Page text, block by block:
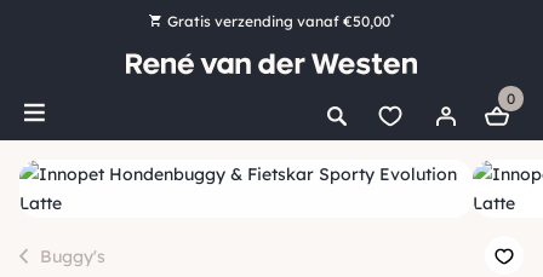
Gratis verzending vanaf €50,00*
Bestel nu, betaal later met Klarna
Ruim 16.000 artikelen op voorraad
0
Buggy's